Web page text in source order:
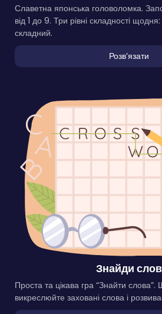
Славетна японська головоломка.
від 1 до 9. Три рівні складності
складний.
Розвʼязати
Знайди
Проста та цікава гра “Знайти слова”.
викреслюйте заховані слова і